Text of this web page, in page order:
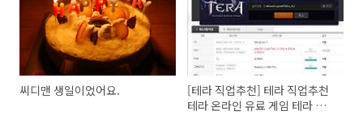
씨디맨 생일이었어요.
[테라 직업추천] 테라 직업추천
테라 온라인 유료 게임 테라 게